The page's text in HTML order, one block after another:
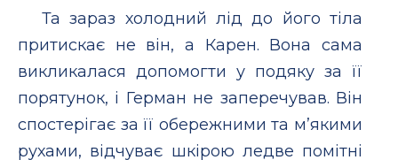
Та зараз холодний лід до його тіла
притискає не він, а Карен. Вона сама
викликалася допомогти у подяку за її
порятунок, і Герман не заперечував. Він
спостерігає за її обережними та м’якими
рухами, відчуває шкірою ледве помітні